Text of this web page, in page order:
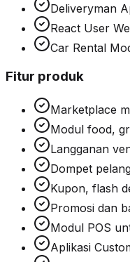
Deliveryman
React User
Car Rental
Fitur produk
Marketplace
Modul food,
Langganan
Dompet
Kupon, flash
Promosi dan
Modul POS
Aplikasi